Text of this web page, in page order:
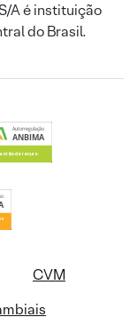
A é instituição
do Brasil.
CVM